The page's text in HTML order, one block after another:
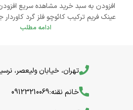
افزودن به سبد خرید مشاهده سریع
عینک فریم ترکیب کائوچو فلز گرد کاوردار جیوه
ادامه مطلب
تهران، خیابان ولیعصر،
خانم نقنه:09123210069